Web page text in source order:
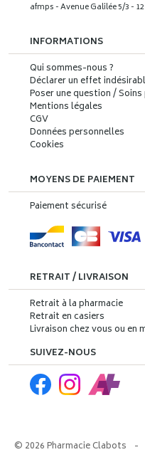
afmps - Avenue Galilée 5/3 -
INFORMATIONS
Qui sommes-nous ?
Déclarer un effet
Poser une question /
Mentions légales
CGV
Données personnelles
Cookies
MOYENS DE PAIEMENT
Paiement sécurisé
RETRAIT / LIVRAISON
Retrait à la pharmacie
Retrait en casiers
Livraison chez vous ou en
SUIVEZ-NOUS
© 2026 Pharmacie Clabots -